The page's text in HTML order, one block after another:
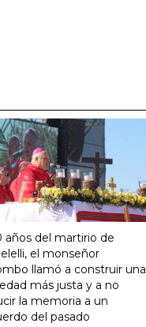
años del martirio de
el monseñor
llamó a construir una
más justa y a no
la memoria a un
del pasado